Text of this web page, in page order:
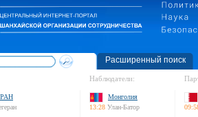
Расширенный поиск
Наблюдатели:
Монголия
13:28 Улан-Батор